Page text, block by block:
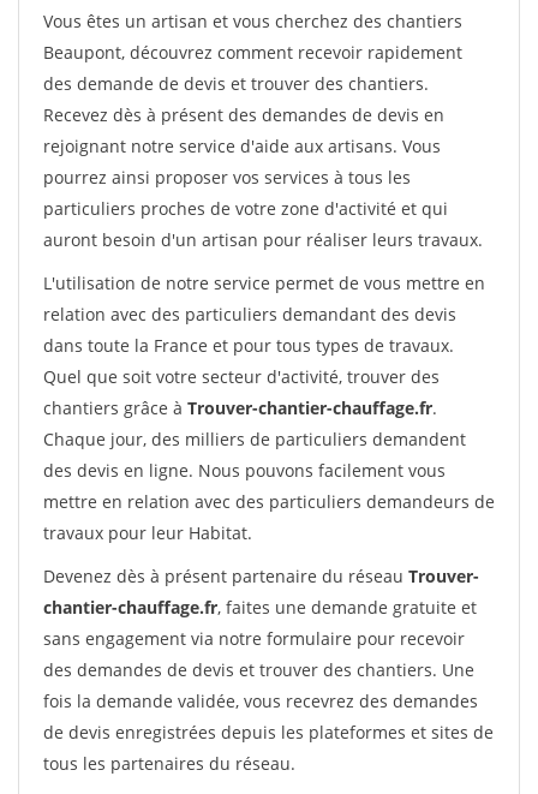
Vous êtes un artisan et vous cherchez des chantiers
Beaupont, découvrez comment recevoir rapidement
des demande de devis et trouver des chantiers.
Recevez dès à présent des demandes de devis en
rejoignant notre service d'aide aux artisans. Vous
pourrez ainsi proposer vos services à tous les
particuliers proches de votre zone d'activité et qui
auront besoin d'un artisan pour réaliser leurs travaux.
L'utilisation de notre service permet de vous mettre en
relation avec des particuliers demandant des devis
dans toute la France et pour tous types de travaux.
Quel que soit votre secteur d'activité, trouver des
chantiers grâce à Trouver-chantier-chauffage.fr.
Chaque jour, des milliers de particuliers demandent
des devis en ligne. Nous pouvons facilement vous
mettre en relation avec des particuliers demandeurs de
travaux pour leur Habitat.
Devenez dès à présent partenaire du réseau Trouver-
chantier-chauffage.fr, faites une demande gratuite et
sans engagement via notre formulaire pour recevoir
des demandes de devis et trouver des chantiers. Une
fois la demande validée, vous recevrez des demandes
de devis enregistrées depuis les plateformes et sites de
tous les partenaires du réseau.